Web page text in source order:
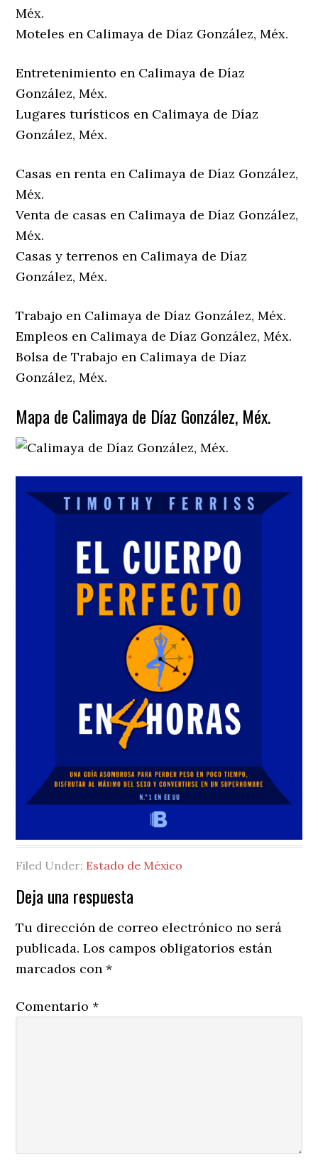
Méx.
Moteles en Calimaya de Díaz González, Méx.
Entretenimiento en Calimaya de Díaz
González, Méx.
Lugares turísticos en Calimaya de Díaz
González, Méx.
Casas en renta en Calimaya de Díaz González,
Méx.
Venta de casas en Calimaya de Díaz González,
Méx.
Casas y terrenos en Calimaya de Díaz
González, Méx.
Trabajo en Calimaya de Díaz González, Méx.
Empleos en Calimaya de Díaz González, Méx.
Bolsa de Trabajo en Calimaya de Díaz
González, Méx.
Mapa de Calimaya de Díaz González, Méx.
Filed Under: Estado de México
Reader
Interactions
Deja una respuesta
Tu dirección de correo electrónico no será
publicada. Los campos obligatorios están
marcados con*
Comentario*